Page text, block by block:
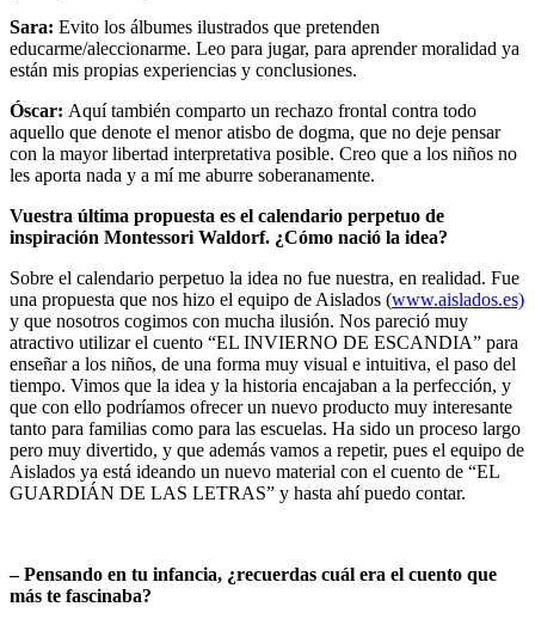
Sara: Evito los álbumes ilustrados que pretenden
educarme/aleccionarme. Leo para jugar, para aprender moralidad ya
están mis propias experiencias y conclusiones.
Óscar: Aquí también comparto un rechazo frontal contra todo
aquello que denote el menor atisbo de dogma, que no deje pensar
con la mayor libertad interpretativa posible. Creo que a los niños no
les aporta nada y a mí me aburre soberanamente.
Vuestra última propuesta es el calendario perpetuo de
inspiración Montessori Waldorf. ¿Cómo nació la idea?
Sobre el calendario perpetuo la idea no fue nuestra, en realidad. Fue
una propuesta que nos hizo el equipo de Aislados (www.aislados.es)
y que nosotros cogimos con mucha ilusión. Nos pareció muy
atractivo utilizar el cuento “EL INVIERNO DE ESCANDIA” para
enseñar a los niños, de una forma muy visual e intuitiva, el paso del
tiempo. Vimos que la idea y la historia encajaban a la perfección, y
que con ello podríamos ofrecer un nuevo producto muy interesante
tanto para familias como para las escuelas. Ha sido un proceso largo
pero muy divertido, y que además vamos a repetir, pues el equipo de
Aislados ya está ideando un nuevo material con el cuento de “EL
GUARDIÁN DE LAS LETRAS” y hasta ahí puedo contar.
– Pensando en tu infancia, ¿recuerdas cuál era el cuento que
más te fascinaba?